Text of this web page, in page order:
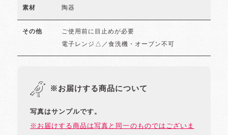
素材 陶器
その他 ご使用前に目止めが必要
電子レンジ△／食洗機・オーブン不可
※お届けする商品について
写真はサンプルです。
※お届けする商品は写真と同一のものではございま